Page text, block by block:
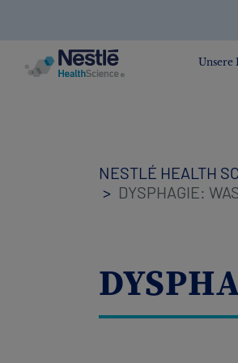
Unsere
NESTLÉ HEALTH
DYSPHAGIE: